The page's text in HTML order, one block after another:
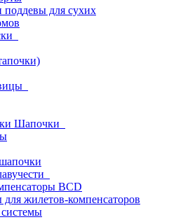
поддевы для сухих
Шапочки
BCD
для жилетов-компенсаторов